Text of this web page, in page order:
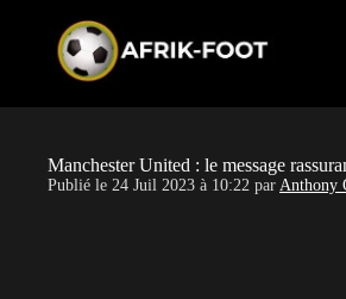
Manchester United : le message
Publié le 24 Juil 2023 à 10:22 par Anthony